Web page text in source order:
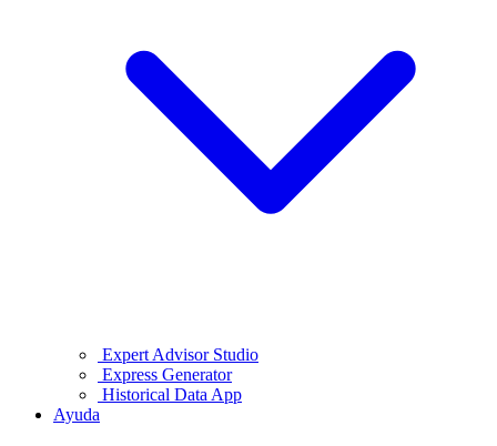
Expert Advisor Studio
Express Generator
Historical Data App
Ayuda